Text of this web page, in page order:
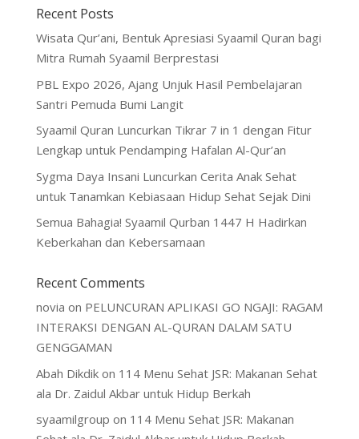
Recent Posts
Wisata Qur’ani, Bentuk Apresiasi Syaamil Quran bagi
Mitra Rumah Syaamil Berprestasi
PBL Expo 2026, Ajang Unjuk Hasil Pembelajaran
Santri Pemuda Bumi Langit
Syaamil Quran Luncurkan Tikrar 7 in 1 dengan Fitur
Lengkap untuk Pendamping Hafalan Al-Qur’an
Sygma Daya Insani Luncurkan Cerita Anak Sehat
untuk Tanamkan Kebiasaan Hidup Sehat Sejak Dini
Semua Bahagia! Syaamil Qurban 1447 H Hadirkan
Keberkahan dan Kebersamaan
Recent Comments
novia on PELUNCURAN APLIKASI GO NGAJI: RAGAM
INTERAKSI DENGAN AL-QURAN DALAM SATU
GENGGAMAN
Abah Dikdikon 114 Menu Sehat JSR: Makanan Sehat
ala Dr. Zaidul Akbar untuk Hidup Berkah
syaamilgroup on 114 Menu Sehat JSR: Makanan